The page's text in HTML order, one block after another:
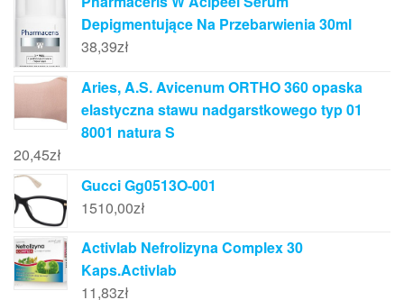
Depigmentujące Na Przebarwienia 30ml
38,39zł
Aries, A.S. Avicenum ORTHO 360 opaska
elastyczna stawu nadgarstkowego typ 01
8001 natura S
20,45zł
Gucci Gg0513O-001
1510,00zł
Activlab Nefrolizyna Complex 30
Kaps.Activlab
11,83zł